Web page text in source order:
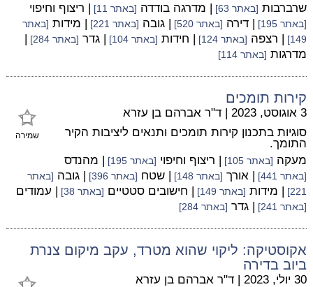
שרברבות [באתר 63] | מדרגה בודדה [באתר 11] | ריצוף וחיפוי
[באתר 195] | דירה [באתר 520] | גובה [באתר 221] | מידות [באתר
149]
| רצפה [באתר 124] | חידות [באתר 104] | גדר [באתר 284]
|
מדרגות [באתר 114]
קירות תומכים
שמירה
3 אוגוסט, 2023 | ד"ר אברהם בן עזרא
סוגיות בתכנון קירות תומכים ותנאים ליציבות הקיר
התומך.
מעקה [באתר 105] | ריצוף וחיפוי [באתר 195] | מהנדס
[באתר 441] | אורך [באתר 148] | שטח [באתר 396] | גובה [באתר
221]
| מידות [באתר 149] | חישובים סטטיים [באתר 38] | עמודים
[באתר 241] | גדר [באתר 284]
אקוסטיקה: ליקוי שהוא מטרד, עקב מיקום צנרת
ביוב בדירה
30 יולי, 2023 | ד"ר אברהם בן עזרא